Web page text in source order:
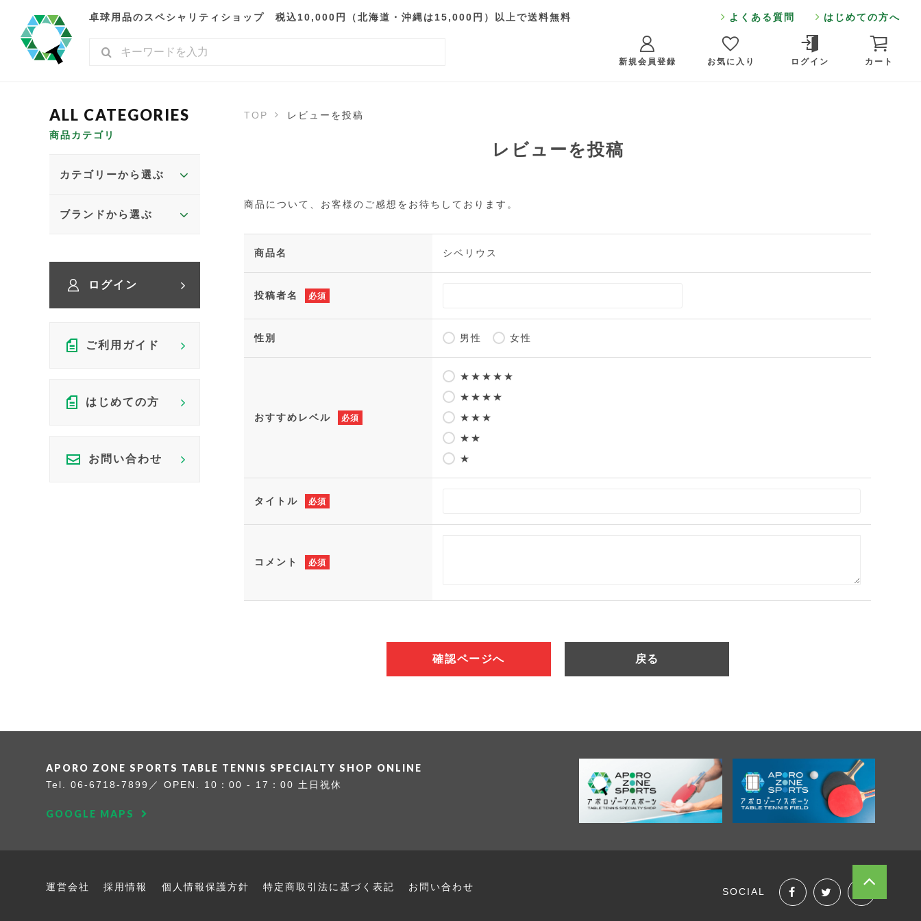
卓球用品のスペシャリティショップ 税込10,000円（北海道・沖縄は15,000円）以上で送料無料 よくある質問 はじめての方へ
新規会員登録 お気に入り ログイン カート
TOP レビューを投稿
レビューを投稿
商品について、お客様のご感想をお待ちしております。
商品名 シベリウス
投稿者名 必須
性別 男性 女性
おすすめレベル 必須
★★★★★
★★★★
★★★
★★
★
タイトル 必須
コメント 必須
確認ページへ 戻る
商品カテゴリ
カテゴリーから選ぶ
ブランドから選ぶ
ログイン
ご利用ガイド
はじめての方
お問い合わせ
APORO ZONE SPORTS TABLE TENNIS SPECIALTY SHOP ONLINE
Tel.06-6718-7899 OPEN. 10：00 - 17：00 土日祝休
GOOGLE MAPS
運営会社 採用情報 個人情報保護方針 特定商取引法に 基づく表記 お問い合わせ SOCIAL